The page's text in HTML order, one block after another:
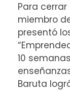
Para cerrar
miembro
presentó
10
Baruta